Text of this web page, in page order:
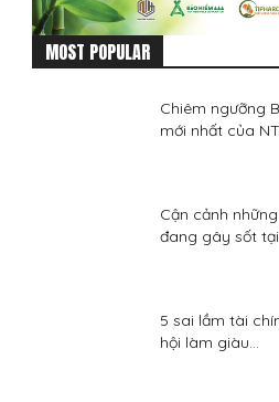
MOST POPULAR
Chiêm ngưỡng
mới nhất của
Cận cảnh
đang gây sốt
5 sai lầm tài
hội làm giàu...